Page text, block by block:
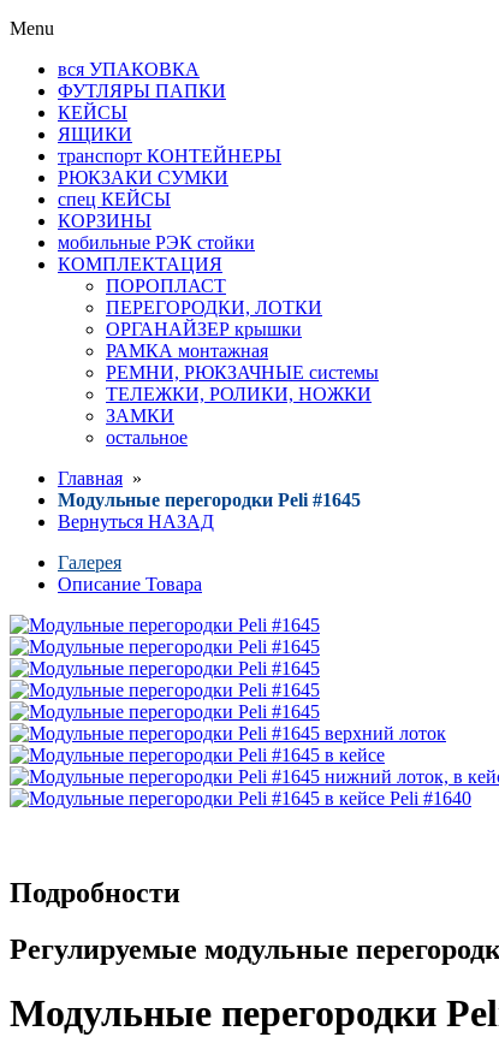
Menu
вся УПАКОВКА
ФУТЛЯРЫ ПАПКИ
КЕЙСЫ
ЯЩИКИ
транспорт КОНТЕЙНЕРЫ
РЮКЗАКИ СУМКИ
спец КЕЙСЫ
КОРЗИНЫ
мобильные РЭК стойки
КОМПЛЕКТАЦИЯ
ПОРОПЛАСТ
ПЕРЕГОРОДКИ, ЛОТКИ
ОРГАНАЙЗЕР крышки
РАМКА монтажная
РЕМНИ, РЮКЗАЧНЫЕ системы
ТЕЛЕЖКИ, РОЛИКИ, НОЖКИ
ЗАМКИ
остальное
Главная »
Модульные перегородки Peli #1645
Вернуться НАЗАД
Галерея
Описание Товара
Подробности
Регулируемые модульные
Модульные перегородки